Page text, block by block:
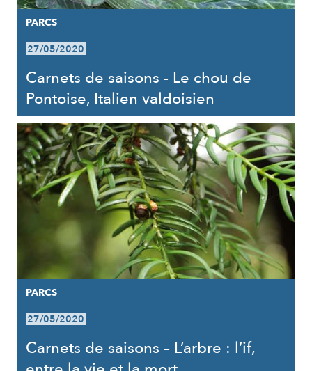
PARCS
27/05/2020
Carnets de saisons - Le chou de
Pontoise, Italien valdoisien
PARCS
27/05/2020
Carnets de saisons – L’arbre : l’if,